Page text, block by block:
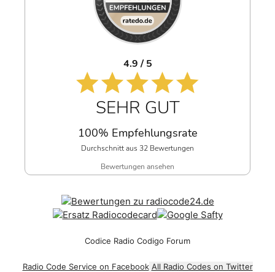
4.9 / 5
SEHR GUT
100% Empfehlungsrate
Durchschnitt aus 32 Bewertungen
Bewertungen ansehen
Codice Radio Codigo Forum
Radio Code Service on Facebook All Radio Codes on Twitter